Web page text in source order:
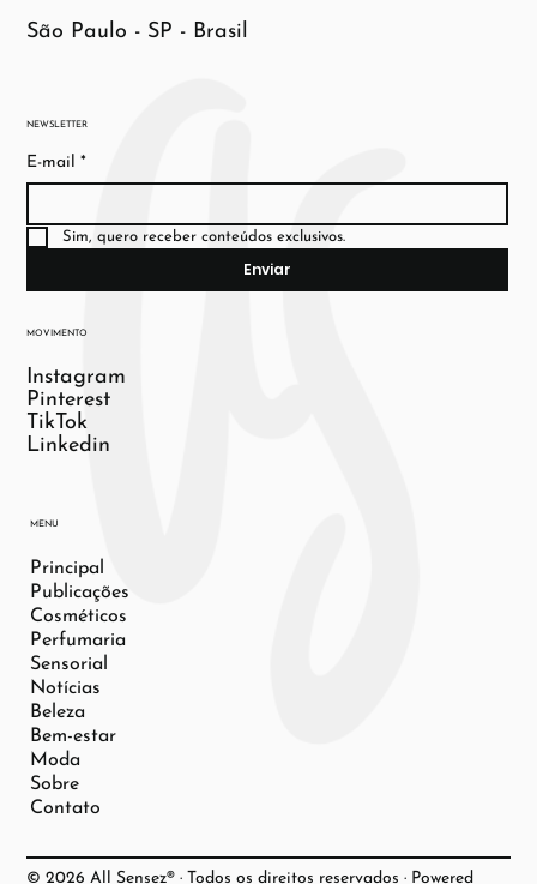
NEWSLETTER
E-mail *
Sim, quero receber conteúdos exclusivos.
Enviar
MOVIMENTO
Instagram
Pinterest
TikTok
Linkedin
MENU
Principal
Publicações
Cosméticos
Perfumaria
Sensorial
Notícias
Beleza
Bem-estar
Moda
Sobre
Contato
São Paulo - SP - Brasil
© 2026 All Sensez® · Todos os direitos reservados · Powered